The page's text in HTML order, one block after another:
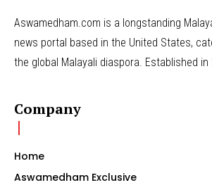
Aswamedham.com is a longstanding
news portal based in the United States,
the global Malayali diaspora. Established in
Company
Home
Aswamedham Exclusive